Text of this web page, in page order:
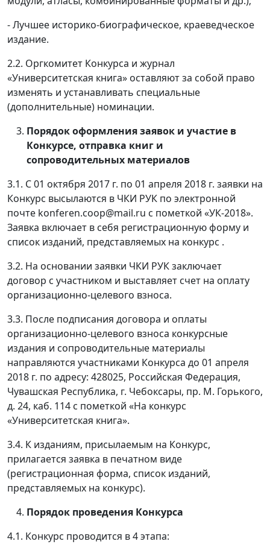
- Лучшее историко-биографическое, краеведческое
издание.
2.2. Оргкомитет Конкурса и журнал
«Университетская книга» оставляют за собой право
изменять и устанавливать специальные
(дополнительные) номинации.
Порядок оформления заявок и участие в
Конкурсе, отправка книг и
сопроводительных материалов
3.1. С 01 октября 2017 г. по 01 апреля 2018 г. заявки на
Конкурс высылаются в ЧКИ РУК по электронной
почте konferen.coop@mail.ru с пометкой «УК-2018».
Заявка включает в себя регистрационную форму и
список изданий, представляемых на конкурс .
3.2. На основании заявки ЧКИ РУК заключает
договор с участником и выставляет счет на оплату
организационно-целевого взноса.
3.3. После подписания договора и оплаты
организационно-целевого взноса конкурсные
издания и сопроводительные материалы
направляются участниками Конкурса до 01 апреля
2018 г. по адресу: 428025, Российская Федерация,
Чувашская Республика, г. Чебоксары, пр. М. Горького,
д. 24, каб. 114 с пометкой «На конкурс
«Университетская книга».
3.4. К изданиям, присылаемым на Конкурс,
прилагается заявка в печатном виде
(регистрационная форма, список изданий,
представляемых на конкурс).
Порядок проведения Конкурса
4.1. Конкурс проводится в 4 этапа: